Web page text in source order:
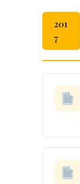
201
7